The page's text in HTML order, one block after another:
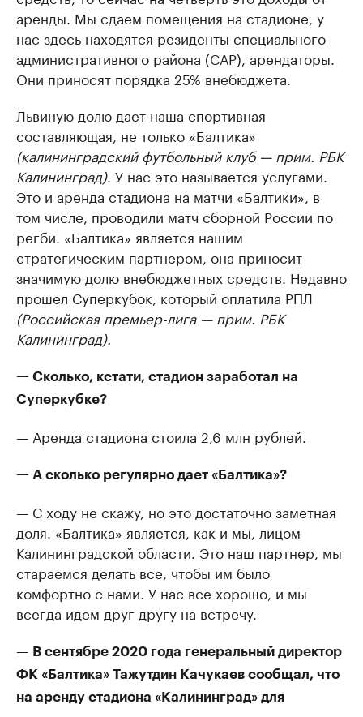
аренды. Мы сдаем помещения на стадионе, у
нас здесь находятся резиденты специального
административного района (САР), арендаторы.
Они приносят порядка 25% внебюджета.
Львиную долю дает наша спортивная
составляющая, не только «Балтика»
(калининградский футбольный клуб — прим. РБК
Калининград). У нас это называется услугами.
Это и аренда стадиона на матчи «Балтики», в
том числе, проводили матч сборной России по
регби. «Балтика» является нашим
стратегическим партнером, она приносит
значимую долю внебюджетных средств. Недавно
прошел Суперкубок, который оплатила РПЛ
(Российская премьер-лига — прим. РБК
Калининград).
— Сколько, кстати, стадион заработал на
Суперкубке?
— Аренда стадиона стоила 2,6 млн рублей.
— А сколько регулярно дает «Балтика»?
— С ходу не скажу, но это достаточно заметная
доля. «Балтика» является, как и мы, лицом
Калининградской области. Это наш партнер, мы
стараемся делать все, чтобы им было
комфортно с нами. У нас все хорошо, и мы
всегда идем друг другу на встречу.
— В сентябре 2020 года генеральный директор
ФК «Балтика» Тажутдин Качукаев сообщал, что
на аренду стадиона «Калининград» для